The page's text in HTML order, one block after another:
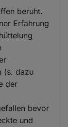
beruht.
Erfahrung
(s. dazu
der
bevor
und